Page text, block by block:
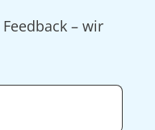
– wir